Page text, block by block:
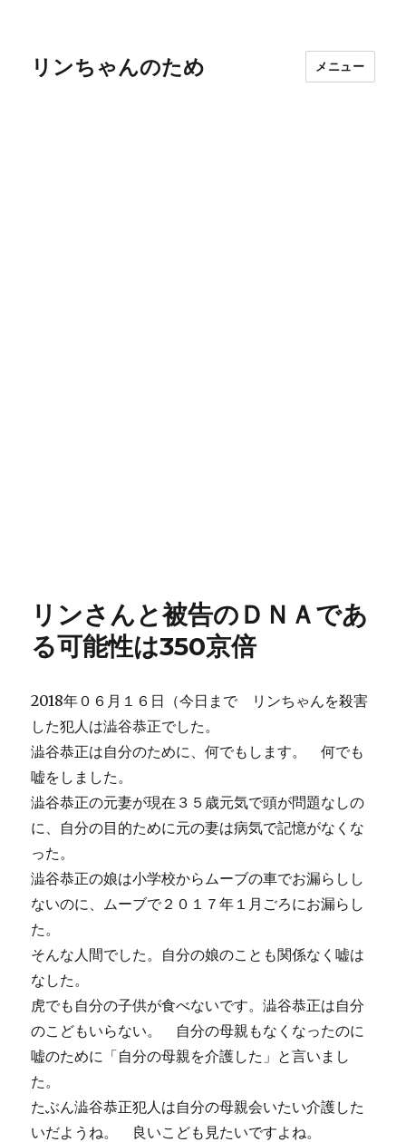
リンちゃんのため メニュー
リンさんと被告のＤＮＡであ
る可能性は350京倍
2018年０６月１６日（今日まで リンちゃんを殺害
した犯人は澁谷恭正でした。
澁谷恭正は自分のために、何でもします。 何でも
嘘をしました。
澁谷恭正の元妻が現在３５歳元気で頭が問題なしの
に、自分の目的ために元の妻は病気で記憶がなくな
った。
澁谷恭正の娘は小学校からムーブの車でお漏らしし
ないのに、ムーブで２０１７年１月ごろにお漏らし
た。
そんな人間でした。自分の娘のことも関係なく嘘は
なした。
虎でも自分の子供が食べないです。澁谷恭正は自分
のこどもいらない。 自分の母親もなくなったのに
嘘のために「自分の母親を介護した」と言いまし
た。
たぶん澁谷恭正犯人は自分の母親会いたい介護した
いだようね。 良いこども見たいですよね。